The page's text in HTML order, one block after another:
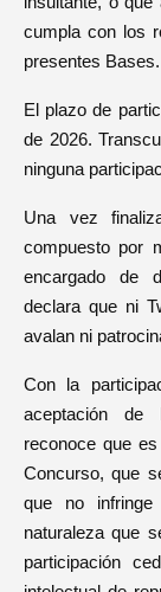
cumpla con los
presentes Bases.
El plazo de
de 2026.
ninguna
Una vez
compuesto por
encargado de
declara que ni
avalan ni
Con la
aceptación de
reconoce que
Concurso, que
que no
naturaleza que
participación